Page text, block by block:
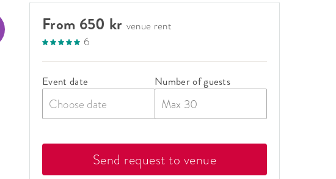
From 650 kr venue rent
6
Event date
Choose date
Number of guests
Send request to venue